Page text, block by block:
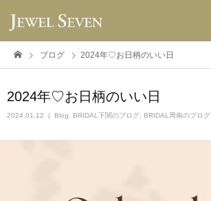
ブログ 2024年♡お日柄のいい日
2024年♡お日柄のいい日
2024.01.12 Blog BRIDAL下関のブログ BRIDAL周南のブログ